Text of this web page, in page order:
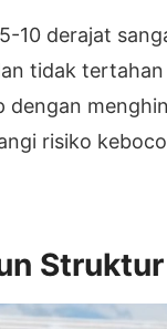
10 derajat
tidak
dengan
risiko